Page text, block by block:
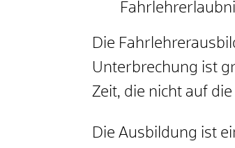
Die
Unterbrechung ist
Zeit, die nicht auf
Die Ausbildung ist